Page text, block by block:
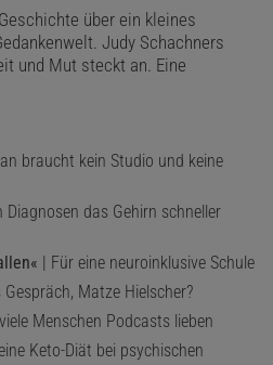
über ein kleines
Judy Schachners
und Mut steckt an. Eine
braucht kein Studio und keine
Diagnosen das Gehirn schneller
| Für eine neuroinklusive Schule
Matze Hielscher?
Menschen Podcasts lieben
Keto-Diät bei psychischen